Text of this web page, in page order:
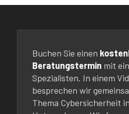
Buchen Sie einen
Beratungstermin mit
Spezialisten. In einem
besprechen wir
Thema Cybersicherheit